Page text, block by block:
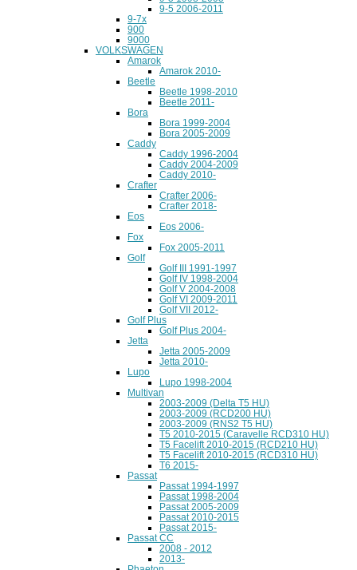
9-5 2006-2011
9-7x
900
9000
VOLKSWAGEN
Amarok
Amarok 2010-
Beetle
Beetle 1998-2010
Beetle 2011-
Bora
Bora 1999-2004
Bora 2005-2009
Caddy
Caddy 1996-2004
Caddy 2004-2009
Caddy 2010-
Crafter
Crafter 2006-
Crafter 2018-
Eos
Eos 2006-
Fox
Fox 2005-2011
Golf
Golf III 1991-1997
Golf IV 1998-2004
Golf V 2004-2008
Golf VI 2009-2011
Golf VII 2012-
Golf Plus
Golf Plus 2004-
Jetta
Jetta 2005-2009
Jetta 2010-
Lupo
Lupo 1998-2004
Multivan
2003-2009 (Delta T5 HU)
2003-2009 (RCD200 HU)
2003-2009 (RNS2 T5 HU)
T5 2010-2015 (Caravelle RCD310 HU)
T5 Facelift 2010-2015 (RCD210 HU)
T5 Facelift 2010-2015 (RCD310 HU)
T6 2015-
Passat
Passat 1994-1997
Passat 1998-2004
Passat 2005-2009
Passat 2010-2015
Passat 2015-
Passat CC
2008 - 2012
2013-